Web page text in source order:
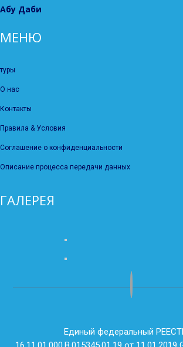
Абу Даби
МЕНЮ
туры
О нас
Контакты
Правила & Условия
Соглашение о конфиденциальности
Описание процесса передачи данных
ГАЛЕРЕЯ
Единый федеральный